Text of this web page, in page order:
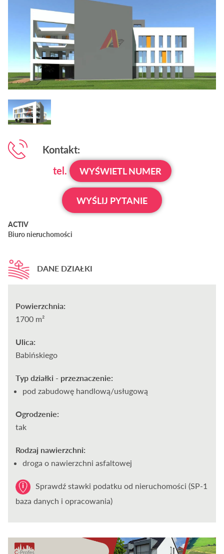
Kontakt:
tel.
WYŚWIETL NUMER
WYŚLIJ PYTANIE
ACTIV
Biuro nieruchomości
DANE DZIAŁKI
Powierzchnia:
1700 m²
Ulica:
Babińskiego
Typ działki - przeznaczenie:
pod zabudowę handlową/usługową
Ogrodzenie:
tak
Rodzaj nawierzchni:
droga o nawierzchni asfaltowej
Sprawdź stawki podatku od nieruchomości (SP-1
baza danych i opracowania)